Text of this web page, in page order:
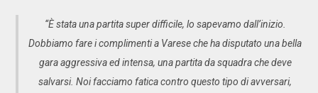
“È stata una partita super difficile, lo sapevamo dall’inizio.
Dobbiamo fare i complimenti a Varese che ha disputato una bella
gara aggressiva ed intensa, una partita da squadra che deve
salvarsi. Noi facciamo fatica contro questo tipo di avversari,